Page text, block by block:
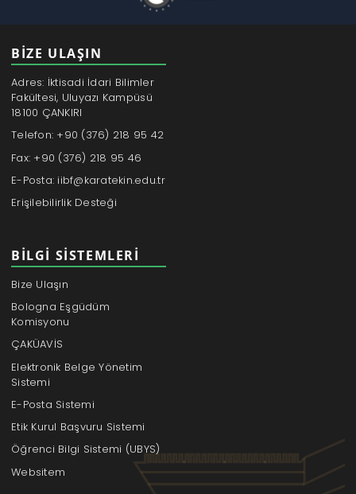
BİZE ULAŞIN
Adres: İktisadi İdari Bilimler
Fakültesi, Uluyazı Kampüsü
18100 ÇANKIRI
Telefon: +90 (376) 218 95 42
Fax: +90 (376) 218 95 46
E-Posta: iibf@karatekin.edu.tr
Erişilebilirlik Desteği
BILGI SISTEMLERI
Bize Ulaşın
Bologna Eşgüdüm
Komisyonu
ÇAKÜAVİS
Elektronik Belge Yönetim
Sistemi
E-Posta Sistemi
Etik Kurul Başvuru Sistemi
Öğrenci Bilgi Sistemi (UBYS)
Websitem